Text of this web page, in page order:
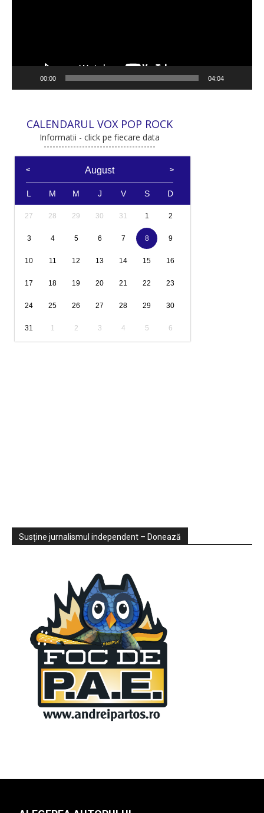
00:00 04:04
CALENDARUL VOX POP ROCK
Informatii - click pe fiecare data
August
L M M J V S D
27 28 29 30 31 1 2
3 4 5 6 7 8 9
10 11 12 13 14 15 16
17 18 19 20 21 22 23
24 25 26 27 28 29 30
31 1 2 3 4 5 6
Sondaje
Video
Susține jurnalismul independent – Donează